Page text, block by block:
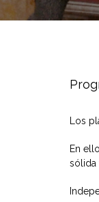
Los
En
sólida